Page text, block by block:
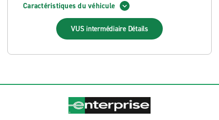
Caractéristiques du véhicule
VUS intermédiaire Détails